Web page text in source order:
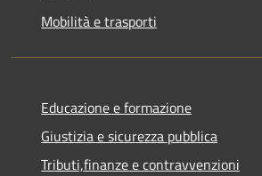
Mobilità e trasporti
Educazione e formazione
Giustizia e sicurezza pubblica
Tributi,finanze e contravvenzioni